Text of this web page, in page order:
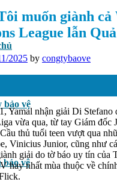
bảo vệ
bảo vệ
muốn giành cả
League lẫn
2025 by congtybaove
Yamal nhận giải Di Stefano
vừa qua, từ tay Giám đốc
thủ tuổi teen vượt qua
Vinicius Junior, cũng như
giải do tờ báo uy tín của
hay nhất mùa thuộc về